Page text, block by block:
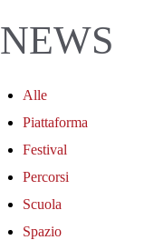
NEWS
Alle
Piattaforma
Festival
Percorsi
Scuola
Spazio